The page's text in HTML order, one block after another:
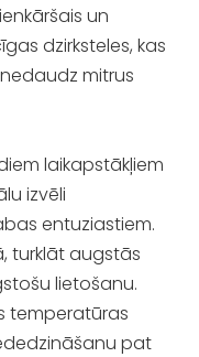
un
dzirksteles, kas
mitrus
laikapstākļiem
izvēli
entuziastiem.
turklāt augstās
lietošanu.
temperatūras
pat